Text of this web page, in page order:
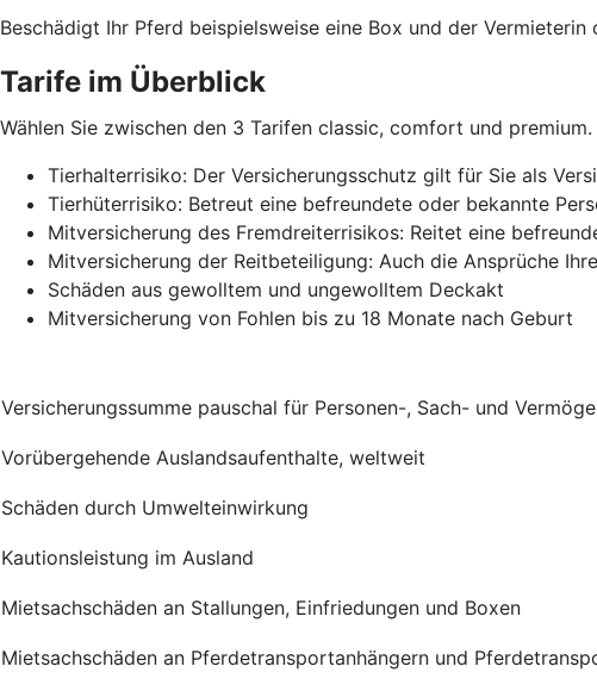
Beschädigt Ihr Pferd beispielsweise eine Box und der
Tarife im Überblick
Wählen Sie zwischen den 3 Tarifen classic, comfort und
Tierhalterrisiko: Der Versicherungsschutz gilt für Sie als
Tierhüterrisiko: Betreut eine befreundete oder bekannte
Mitversicherung des Fremdreiterrisikos: Reitet eine
Mitversicherung der Reitbeteiligung: Auch die Ansprüche
Schäden aus gewolltem und ungewolltem Deckakt
Mitversicherung von Fohlen bis zu 18 Monate nach Geburt
Versicherungssumme pauschal für Personen-, Sach- und
Vorübergehende Auslandsaufenthalte, weltweit
Schäden durch Umwelteinwirkung
Kautionsleistung im Ausland
Mietsachschäden an Stallungen, Einfriedungen und Boxen
Mietsachschäden an Pferdetransportanhängern und